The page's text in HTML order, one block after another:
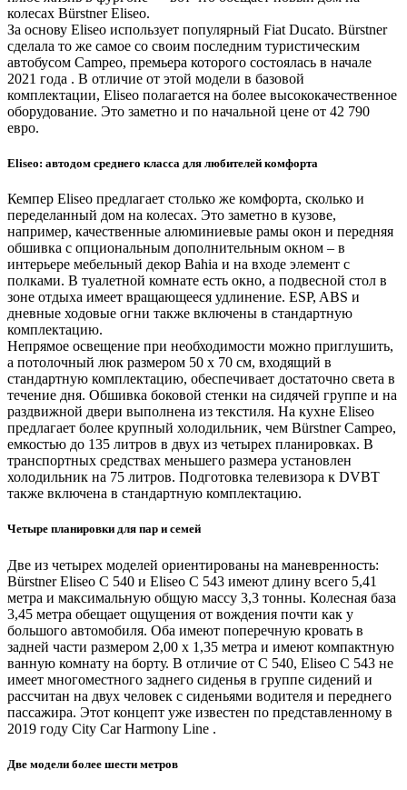
колесах Bürstner Eliseo.
За основу Eliseo использует популярный Fiat Ducato. Bürstner
сделала то же самое со своим последним туристическим
автобусом Campeo, премьера которого состоялась в начале
2021 года . В отличие от этой модели в базовой
комплектации, Eliseo полагается на более высококачественное
оборудование. Это заметно и по начальной цене от 42 790
евро.
Eliseo: автодом среднего класса для любителей комфорта
Кемпер Eliseo предлагает столько же комфорта, сколько и
переделанный дом на колесах. Это заметно в кузове,
например, качественные алюминиевые рамы окон и передняя
обшивка с опциональным дополнительным окном – в
интерьере мебельный декор Bahia и на входе элемент с
полками. В туалетной комнате есть окно, а подвесной стол в
зоне отдыха имеет вращающееся удлинение. ESP, ABS и
дневные ходовые огни также включены в стандартную
комплектацию.
Непрямое освещение при необходимости можно приглушить,
а потолочный люк размером 50 x 70 см, входящий в
стандартную комплектацию, обеспечивает достаточно света в
течение дня. Обшивка боковой стенки на сидячей группе и на
раздвижной двери выполнена из текстиля. На кухне Eliseo
предлагает более крупный холодильник, чем Bürstner Campeo,
емкостью до 135 литров в двух из четырех планировках. В
транспортных средствах меньшего размера установлен
холодильник на 75 литров. Подготовка телевизора к DVBT
также включена в стандартную комплектацию.
Четыре планировки для пар и семей
Две из четырех моделей ориентированы на маневренность:
Bürstner Eliseo C 540 и Eliseo C 543 имеют длину всего 5,41
метра и максимальную общую массу 3,3 тонны. Колесная база
3,45 метра обещает ощущения от вождения почти как у
большого автомобиля. Оба имеют поперечную кровать в
задней части размером 2,00 х 1,35 метра и имеют компактную
ванную комнату на борту. В отличие от C 540, Eliseo C 543 не
имеет многоместного заднего сиденья в группе сидений и
рассчитан на двух человек с сиденьями водителя и переднего
пассажира. Этот концепт уже известен по представленному в
2019 году City Car Harmony Line .
Две модели более шести метров